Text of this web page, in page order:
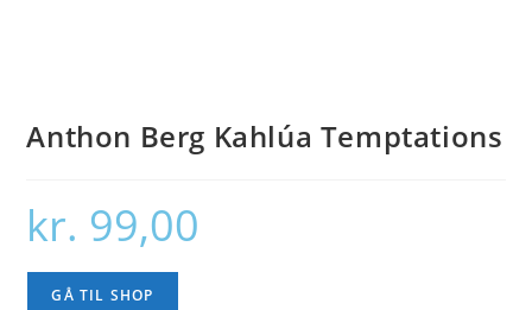
Anthon Berg Kahlúa Temptations
kr. 99,00
GÅ TIL SHOP